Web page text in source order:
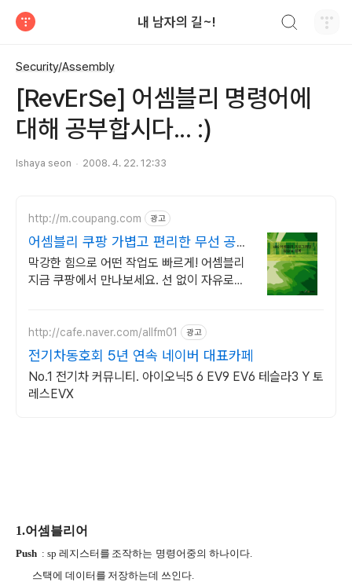
내 남자의 길~!
Security/Assembly
[RevErSe] 어셈블리 명령어에
대해 공부합시다... :)
Ishaya seon 2008. 4. 22. 12:33
http://m.coupang.com 광고
어셈블리 쿠팡 가볍고 편리한 무선 공
구
막강한 힘으로 어떤 작업도 빠르게! 어셈블리
지금 쿠팡에서 만나보세요. 선 없이 자유로운
http://cafe.naver.com/allfm01 광고
전기차동호회 5년 연속 네이버 대표카페
No.1 전기차 커뮤니티. 아이오닉5 6 EV9 EV6 테슬라3 Y 토
레스EVX
1.어셈블리어
Push : sp 레지스터를 조작하는 명령어중의 하나이다.
스택에 데이터를 저장하는데 쓰인다.